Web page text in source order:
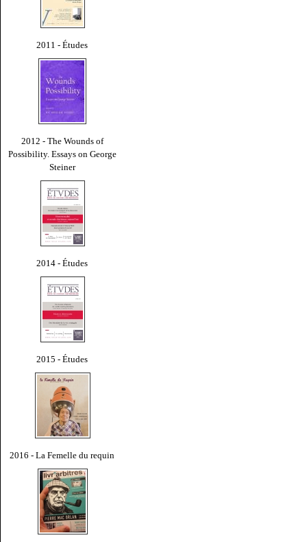
2011 - Études
2012 - The Wounds of
Possibility. Essays on George
Steiner
2014 - Études
2015 - Études
2016 - La Femelle du requin